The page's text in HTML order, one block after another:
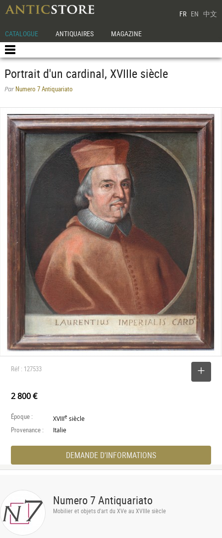
FR EN 中文
CATALOGUE ANTIQUAIRES MAGAZINE
Portrait d'un cardinal, XVIIIe siècle
ParNumero 7 Antiquariato
Réf : 127533
2 800 €
Époque : XVIIIe siècle
Provenance : Italie
DEMANDE D'INFORMATIONS
Numero 7 Antiquariato
Mobilier et objets d'art du XVe au XVIIIe siècle